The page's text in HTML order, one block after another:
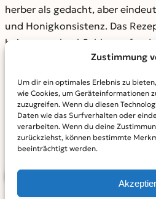
Zustimmung
Um dir ein optimales Erlebnis zu
wie Cookies, um Geräteinformationen
zuzugreifen. Wenn du diesen
Daten wie das Surfverhalten oder
verarbeiten. Wenn du deine
zurückziehst, können bestimmte
beeinträchtigt werden.
herber als gedacht, aber
und Honigkonsistenz. Das
bei @mamahoch2_blog
unter:www.mensch-
mama.de, auf instagram:
mensch_mama